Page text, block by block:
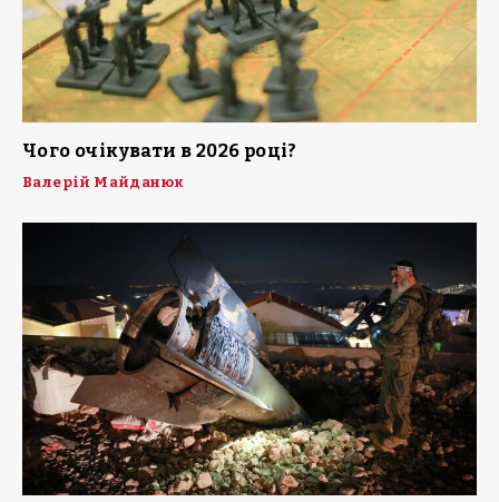
Чого очікувати в 2026 році?
Валерій Майданюк